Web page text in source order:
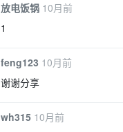
放电饭锅 10月前
1
feng123 10月前
谢谢分享
wh315 10月前